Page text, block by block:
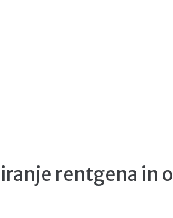
rentgena in